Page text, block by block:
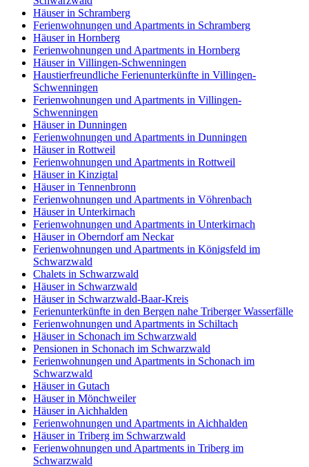
Häuser in Schramberg
Ferienwohnungen und Apartments in Schramberg
Häuser in Hornberg
Ferienwohnungen und Apartments in Hornberg
Häuser in Villingen-Schwenningen
Haustierfreundliche Ferienunterkünfte in Villingen-
Schwenningen
Ferienwohnungen und Apartments in Villingen-
Schwenningen
Häuser in Dunningen
Ferienwohnungen und Apartments in Dunningen
Häuser in Rottweil
Ferienwohnungen und Apartments in Rottweil
Häuser in Kinzigtal
Häuser in Tennenbronn
Ferienwohnungen und Apartments in Vöhrenbach
Häuser in Unterkirnach
Ferienwohnungen und Apartments in Unterkirnach
Häuser in Oberndorf am Neckar
Ferienwohnungen und Apartments in Königsfeld im
Schwarzwald
Chalets in Schwarzwald
Häuser in Schwarzwald
Häuser in Schwarzwald-Baar-Kreis
Ferienunterkünfte in den Bergen nahe Triberger Wasserfälle
Ferienwohnungen und Apartments in Schiltach
Häuser in Schonach im Schwarzwald
Pensionen in Schonach im Schwarzwald
Ferienwohnungen und Apartments in Schonach im
Schwarzwald
Häuser in Gutach
Häuser in Mönchweiler
Häuser in Aichhalden
Ferienwohnungen und Apartments in Aichhalden
Häuser in Triberg im Schwarzwald
Ferienwohnungen und Apartments in Triberg im
Schwarzwald